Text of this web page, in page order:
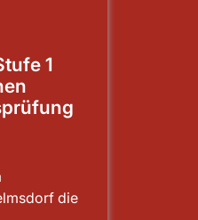
1
die